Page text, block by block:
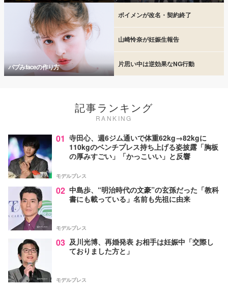
バブみfaceの作り方
ボイメンが改名・契約終了
山崎怜奈が妊娠生報告
片思い中は逆効果なNG行動
記事ランキング
RANKING
01 寺田心、週6ジム通いで体重62kg→82kgに
110kgのベンチプレス持ち上げる姿披露「胸板
の厚みすごい」「かっこいい」と反響
モデルプレス
02 中島歩、“明治時代の文豪”の玄孫だった「教科
書にも載っている」名前も先祖に由来
モデルプレス
03 及川光博、再婚発表 お相手は妊娠中「交際し
ておりました方と」
モデルプレス